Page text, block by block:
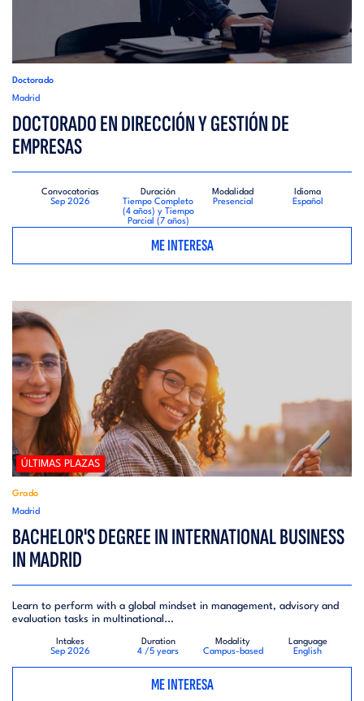
Doctorado
Madrid
DOCTORADO EN DIRECCIÓN Y GESTIÓN DE
EMPRESAS
Convocatorias
Sep 2026
Duración
Tiempo Completo
(4 años) y Tiempo
Parcial (7 años)
Modalidad
Presencial
Idioma
Español
ME INTERESA
ÚLTIMAS PLAZAS
Grado
Madrid
BACHELOR'S DEGREE IN INTERNATIONAL BUSINESS
IN MADRID
Learn to perform with a global mindset in management, advisory and
evaluation tasks in multinational...
Intakes
Sep 2026
Duration
4 /5 years
Modality
Campus-based
Language
English
ME INTERESA